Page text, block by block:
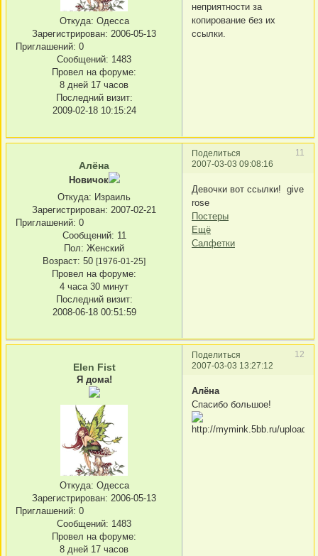
Откуда: Одесса
Зарегистрирован: 2006-05-13
Приглашений: 0
Сообщений: 1483
Провел на форуме:
8 дней 17 часов
Последний визит:
2009-02-18 10:15:24
неприятности за
копирование без их
ссылки.
Поделиться
11
2007-03-03 09:08:16
Алёна
Новичок
Откуда: Израиль
Зарегистрирован: 2007-02-21
Приглашений: 0
Сообщений: 11
Пол: Женский
Возраст: 50 [1976-01-25]
Провел на форуме:
4 часа 30 минут
Последний визит:
2008-06-18 00:51:59
Девочки вот ссылки! give
rose
Постеры
Ещё
Салфетки
Поделиться
12
2007-03-03 13:27:12
Elen Fist
Я дома!
Откуда: Одесса
Зарегистрирован: 2006-05-13
Приглашений: 0
Сообщений: 1483
Провел на форуме:
8 дней 17 часов
Алёна
Спасибо большое!